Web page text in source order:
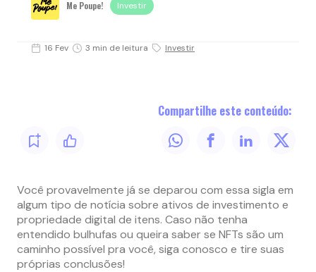
Me Poupe! Investir
16 Fev 3 min de leitura Investir
Compartilhe este conteúdo:
Você provavelmente já se deparou com essa sigla em
algum tipo de notícia sobre ativos de investimento e
propriedade digital de itens. Caso não tenha
entendido bulhufas ou queira saber se NFTs são um
caminho possível pra você, siga conosco e tire suas
próprias conclusões!